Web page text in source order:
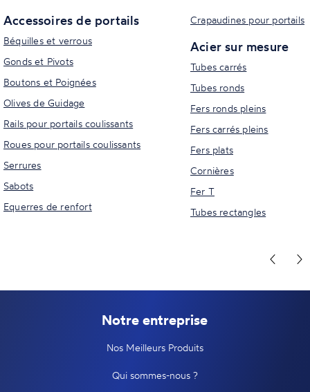
Accessoires de portails
Béquilles et verrous
Gonds et Pivots
Boutons et Poignées
Olives de Guidage
Rails pour portails coulissants
Roues pour portails coulissants
Serrures
Sabots
Equerres de renfort
Crapaudines pour portails
Acier sur mesure
Tubes carrés
Tubes ronds
Fers ronds pleins
Fers carrés pleins
Fers plats
Cornières
Fer T
Tubes rectangles
Notre entreprise
Nos Meilleurs Produits
Qui sommes-nous ?